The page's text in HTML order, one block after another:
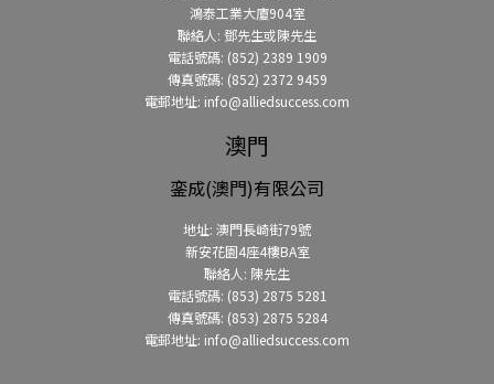
鴻泰工業大廈904室
聯絡人: 鄧先生或陳先生
電話號碼: (852) 2389 1909
傳真號碼: (852) 2372 9459
電郵地址: info@alliedsuccess.com
澳門
銮成(澳門)有限公司
地址: 澳門長崎街79號
新安花園4座4樓BA室
聯絡人: 陳先生
電話號碼: (853) 2875 5281
傳真號碼: (853) 2875 5284
電郵地址: info@alliedsuccess.com